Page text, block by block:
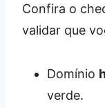
Confira o
validar que
Domínio
verde.